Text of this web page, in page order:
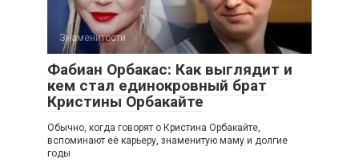
Знаменитости
Фабиан Орбакас: Как выглядит и
кем стал единокровный брат
Кристины Орбакайте
Обычно, когда говорят о Кристина Орбакайте,
вспоминают её карьеру, знаменитую маму и долгие
годы